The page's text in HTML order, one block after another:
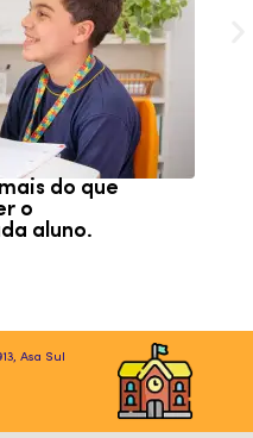
na infância:
ser construída e
Asa Sul